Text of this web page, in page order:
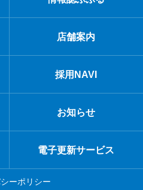
店舗案内
採用NAVI
お知らせ
電子更新サービス
ーポリシー